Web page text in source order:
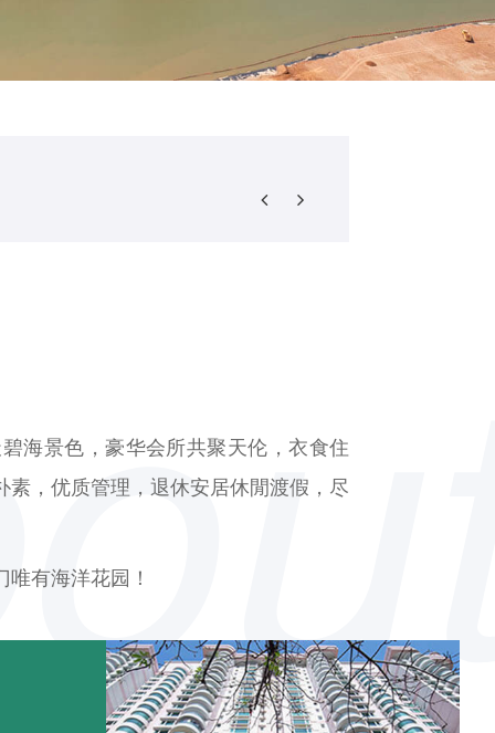
新穿梭巴士二维码安排
海景色，豪华会所共聚天伦，衣食住
，优质管理，退休安居休閒渡假，尽
有海洋花园！